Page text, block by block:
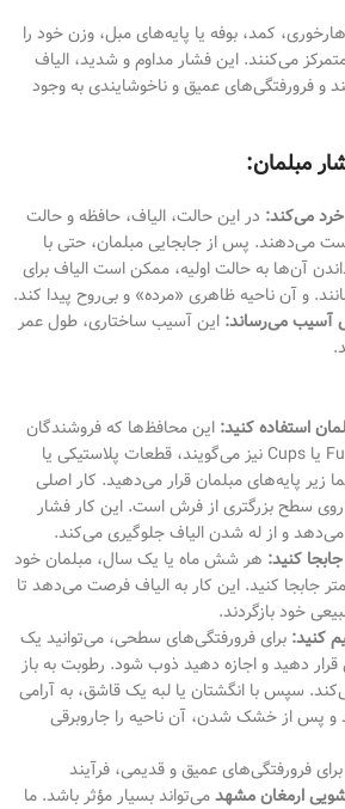
کمد، بوفه یا پایه‌های مبل، وزن خود را
می‌کنند. این فشار مداوم و شدید، الیاف
و فرورفتگی‌های عمیق و ناخوشایندی به وجود
مبلمان:
می‌کند: در این حالت، الیاف، حافظه و حالت
می‌دهند. پس از جابجایی مبلمان، حتی با
آن‌ها به حالت اولیه، ممکن است الیاف برای
و آن ناحیه ظاهری «مرده» و بی‌روح پیدا کند.
آسیب می‌رساند: این آسیب ساختاری، طول عمر
استفاده کنید: این محافظ‌ها که فروشندگان
به آن‌ها Furniture Coasters یا Cups نیز می‌گویند، قطعات پلاستیکی یا
پایه‌های مبلمان قرار می‌دهید. کار اصلی
روی سطح بزرگتری از فرش است. این کار فشار
و از له شدن الیاف جلوگیری می‌کند.
کنید: هر شش ماه یا یک سال، مبلمان خود
جابجا کنید. این کار به الیاف فرصت می‌دهد تا
خود بازگردند.
کنید: برای فرورفتگی‌های سطحی، می‌توانید یک
دهید و اجازه دهید ذوب شود. رطوبت به باز
سپس با انگشتان یا لبه یک قاشق، به آرامی
و پس از خشک شدن، آن ناحیه را جاروبرقی
برای فرورفتگی‌های عمیق و قدیمی، فرآیند
ارمغان مشهدمی‌تواند بسیار مؤثر باشد. ما